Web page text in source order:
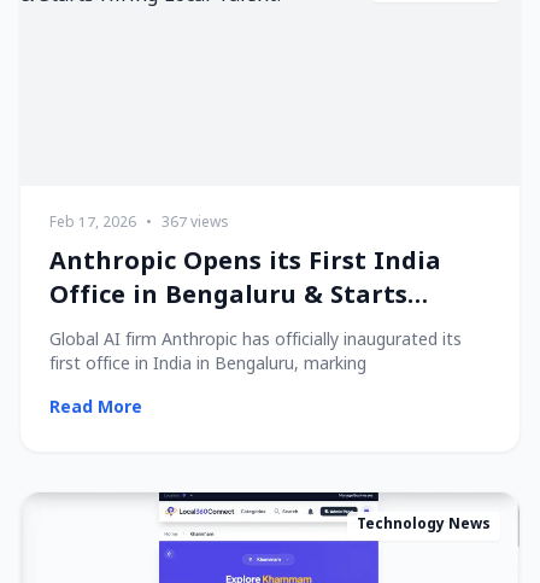
Feb 17, 2026 • 367 views
Anthropic Opens its First India
Office in Bengaluru & Starts
Hiring Local Talent!
Global AI firm Anthropic has officially inaugurated its
first office in India in Bengaluru, marking
Read More
Technology News